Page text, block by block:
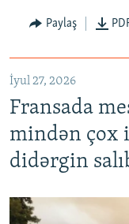
Paylaş
İyul 27, 2026
Fransada
mindən çox
didərgin